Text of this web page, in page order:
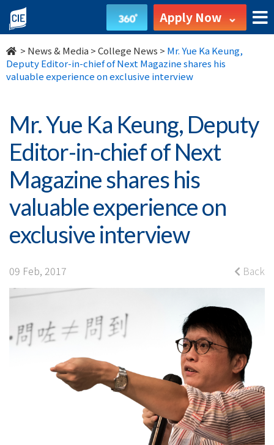
Mr.
Yue
Ka
Keung,
Deputy
Editor-
in-
chief
of
Next
Magazine
shares
his
valuable
experience
Apply Now
> News & Media >College News > Mr. Yue Ka Keung,
Deputy Editor-in-chief of Next Magazine shares his
valuable experience on exclusive interview
Mr. Yue Ka Keung, Deputy
Editor-in-chief of Next
Magazine shares his
valuable experience on
exclusive interview
09 Feb, 2017 Back